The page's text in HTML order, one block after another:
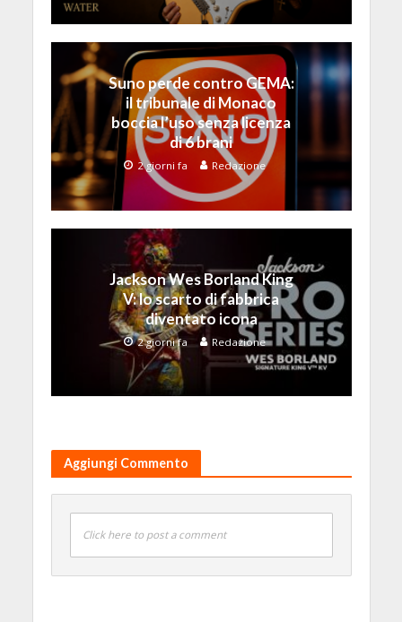
Suno perde contro GEMA:
il tribunale di Monaco
boccia l’uso senza licenza
di 6 brani
2 giorni fa Redazione
Jackson Wes Borland King
V: lo scarto di fabbrica
diventato icona
2 giorni fa Redazione
Aggiungi Commento
Click here to post a comment